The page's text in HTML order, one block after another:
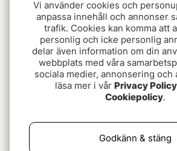
Mikado Saira 20cm (3-
pack)
EVA
fr. 399
Vi använder cookies och
anpassa innehåll och annonser
trafik. Cookies kan komma att
personlig och icke personlig
delar även information om din
webbplats med våra
sociala medier, annonsering och
läsa mer i vår Privacy Policy
Cookiepolicy.
Godkänn & stäng